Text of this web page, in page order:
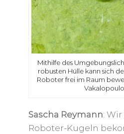
Mithilfe des
robusten Hülle kann sich
Roboter frei im Raum
Sascha Reymann:
Roboter-Kugeln